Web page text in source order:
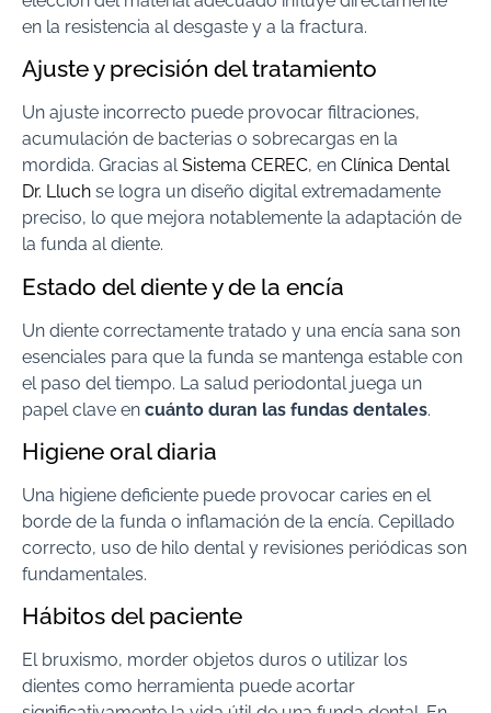
en la resistencia al desgaste y a la fractura.
Ajuste y precisión del tratamiento
Un ajuste incorrecto puede provocar filtraciones,
acumulación de bacterias o sobrecargas en la
mordida. Gracias alSistema CEREC, en Clínica Dental
Dr. Lluch se logra un diseño digital extremadamente
preciso, lo que mejora notablemente la adaptación de
la funda al diente.
Estado del diente y de la encía
Un diente correctamente tratado y una encía sana son
esenciales para que la funda se mantenga estable con
el paso del tiempo. La salud periodontal juega un
papel clave en cuánto duran las fundas dentales.
Higiene oral diaria
Una higiene deficiente puede provocar caries en el
borde de la funda o inflamación de la encía. Cepillado
correcto, uso de hilo dental y revisiones periódicas son
fundamentales.
Hábitos del paciente
El bruxismo, morder objetos duros o utilizar los
dientes como herramienta puede acortar